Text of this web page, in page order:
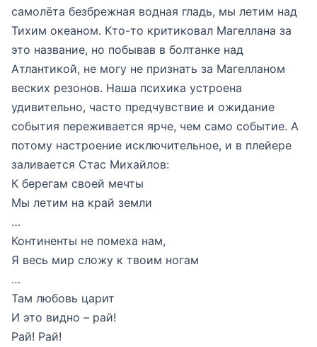
самолёта безбрежная водная гладь, мы летим над
Тихим океаном. Кто-то критиковал Магеллана за
это название, но побывав в болтанке над
Атлантикой, не могу не признать за Магелланом
веских резонов. Наша психика устроена
удивительно, часто предчувствие и ожидание
события переживается ярче, чем само событие. А
потому настроение исключительное, и в плейере
заливается Стас Михайлов:
К берегам своей мечты
Мы летим на край земли
…
Континенты не помеха нам,
Я весь мир сложу к твоим ногам
…
Там любовь царит
И это видно – рай!
Рай! Рай!